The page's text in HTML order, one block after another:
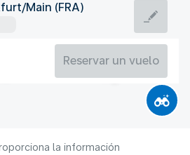
Main
21°C
Ag.
Main (FRA)
Reservar un vuelo
la información